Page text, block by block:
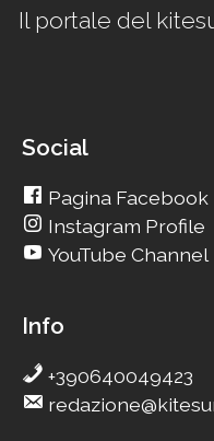
Il portale del
Social
Pagina Facebook
Instagram Profile
YouTube Channel
Info
+390640049423